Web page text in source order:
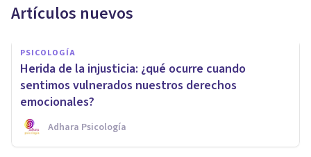
Artículos nuevos
PSICOLOGÍA
Herida de la injusticia: ¿qué ocurre cuando
sentimos vulnerados nuestros derechos
emocionales?
Adhara Psicología